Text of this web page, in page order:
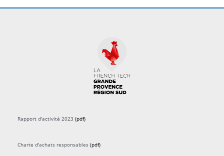
Rapport d'activité 2023 (pdf)
Charte d'achats responsables (pdf)